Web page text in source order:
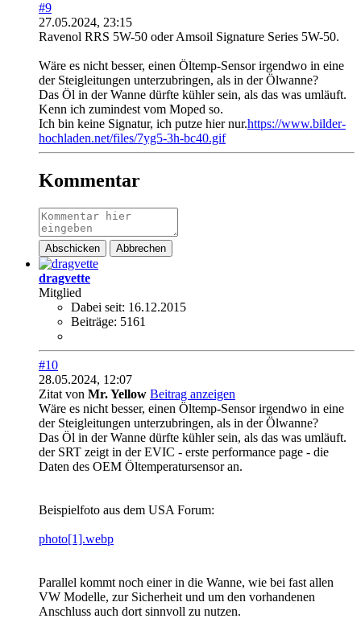
#9
27.05.2024, 23:15
Ravenol RRS 5W-50 oder Amsoil Signature Series 5W-50.
Wäre es nicht besser, einen Öltemp-Sensor irgendwo in eine
der Steigleitungen unterzubringen, als in der Ölwanne?
Das Öl in der Wanne dürfte kühler sein, als das was umläuft.
Kenn ich zumindest vom Moped so.
Ich bin keine Signatur, ich putze hier nur.https://www.bilder-
hochladen.net/files/7yg5-3h-bc40.gif
Kommentar
Abschicken Abbrechen
dragvette
Mitglied
Dabei seit: 16.12.2015
Beiträge: 5161
#10
28.05.2024, 12:07
Zitat von Mr. Yellow Beitrag anzeigen
Wäre es nicht besser, einen Öltemp-Sensor irgendwo in eine
der Steigleitungen unterzubringen, als in der Ölwanne?
Das Öl in der Wanne dürfte kühler sein, als das was umläuft.
der SRT zeigt in der EVIC - erste performance page - die
Daten des OEM Öltemperatursensor an.
Beispielfoto aus dem USA Forum:
photo[1].webp
Parallel kommt noch einer in die Wanne, wie bei fast allen
VW Modelle, zur Sicherheit und um den vorhandenen
Anschluss auch dort sinnvoll zu nutzen.